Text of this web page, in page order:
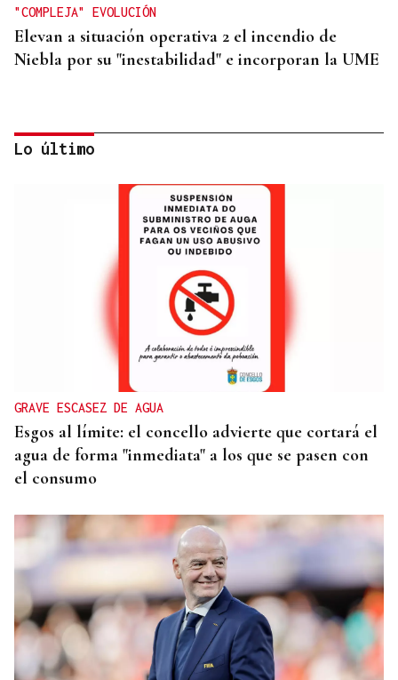
"COMPLEJA" EVOLUCIÓN
Elevan a situación operativa 2 el incendio de
Niebla por su "inestabilidad" e incorporan la UME
Formentera, refugio de lujo discreto en el
Mediterráneo
Lo último
GRAVE ESCASEZ DE AGUA
Esgos al límite: el concello advierte que cortará el
agua de forma "inmediata" a los que se pasen con
el consumo